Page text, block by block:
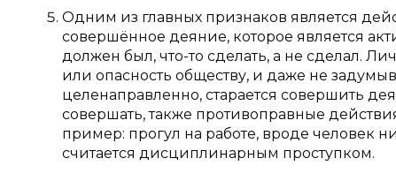
Одним из главных признаков является
совершённое деяние, которое является
должен был, что-то сделать, а не сделал.
или опасность обществу, и даже не
целенаправленно, старается совершить
совершать, также противоправные
пример: прогул на работе, вроде человек
считается дисциплинарным проступком.